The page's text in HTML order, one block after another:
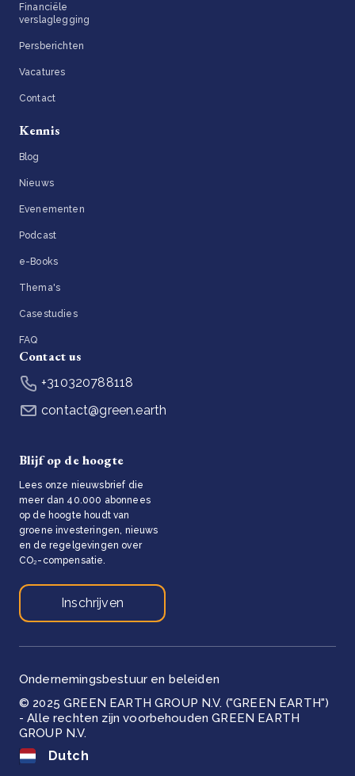
Financiële
verslaglegging
Persberichten
Vacatures
Contact
Kennis
Blog
Nieuws
Evenementen
Podcast
e-Books
Thema's
Casestudies
FAQ
Contact us
+310320788118
contact@green.earth
Blijf op de hoogte
Lees onze nieuwsbrief die
meer dan 40.000 abonnees
op de hoogte houdt van
groene investeringen, nieuws
en de regelgevingen over
CO₂-compensatie.
Inschrijven
© 2025 GREEN EARTH GROUP N.V. ("GREEN EARTH")
- Alle rechten zijn voorbehouden GREEN EARTH
GROUP N.V.
Ondernemingsbestuur en beleiden
Dutch